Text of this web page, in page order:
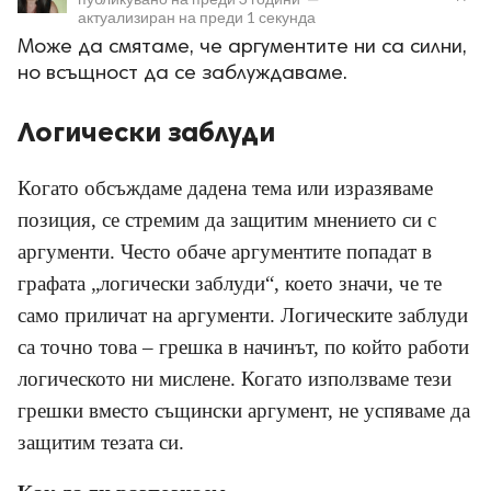
актуализиран на преди 1 секунда
Може да смятаме, че аргументите ни са силни,
но всъщност да се заблуждаваме.
Логически заблуди
Когато обсъждаме дадена тема или изразяваме
позиция, се стремим да защитим мнението си с
аргументи. Често обаче аргументите попадат в
графата „логически заблуди“, което значи, че те
само приличат на аргументи. Логическите заблуди
са точно това – грешка в начинът, по който работи
логическото ни мислене. Когато използваме тези
грешки вместо същински аргумент, не успяваме да
защитим тезата си.